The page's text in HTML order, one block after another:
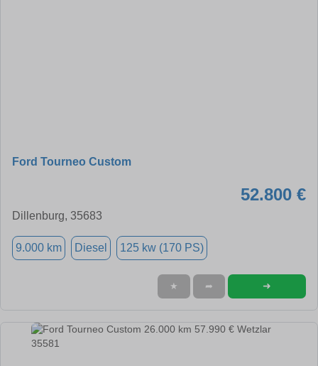
Ford Tourneo Custom
52.800 €
Dillenburg, 35683
9.000 km Diesel 125 kw (170 PS)
★ ➦ ➜